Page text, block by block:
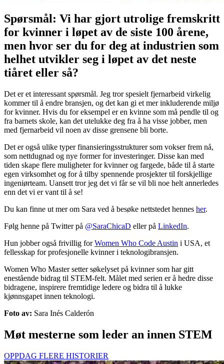
Spørsmål: Vi har gjort utrolige fremskritt
for kvinner i løpet av de siste 100 årene,
men hvor ser du for deg at industrien som
helhet utvikler seg i løpet av det neste
tiåret eller så?
Det er et interessant spørsmål. Jeg tror spesielt fjernarbeid virkelig
kommer til å endre bransjen, og det kan gi et mer inkluderende miljø
for kvinner. Hvis du for eksempel er en kvinne som må pendle til og
fra barnets skole, kan det utelukke deg fra å ha visse jobber, men
med fjernarbeid vil noen av disse grensene bli borte.
Det er også ulike typer finansieringsstrukturer som vokser frem nå,
som nettdugnad og nye former for investeringer. Disse kan med
tiden skape flere muligheter for kvinner og fargede, både til å starte
egen virksomhet og for å tilby spennende prosjekter til forskjellige
ingeniørteam. Uansett tror jeg det vi får se vil bli noe helt annerledes
enn det vi er vant til å se!
Du kan finne ut mer om Sara ved å besøke nettstedet hennes her.
Følg henne på Twitter på @SaraChicaD eller på LinkedIn.
Hun jobber også frivillig forWomen Who Code Austin i USA, et
fellesskap for profesjonelle kvinner i teknologibransjen.
Women Who Master setter søkelyset på kvinner som har gitt
enestående bidrag til STEM-felt. Målet med serien er å hedre disse
bidragene, inspirere fremtidige ledere og bidra til å lukke
kjønnsgapet innen teknologi.
Foto av: Sara Inés Calderón
Møt mesterne som leder an innen STEM
OPPDAG FLERE HISTORIER